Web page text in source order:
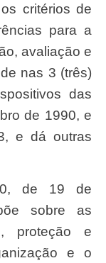
critérios de
para a
avaliação e
nas 3 (três)
das
de 1990, e
e dá outras
sobre as
proteção e
e o